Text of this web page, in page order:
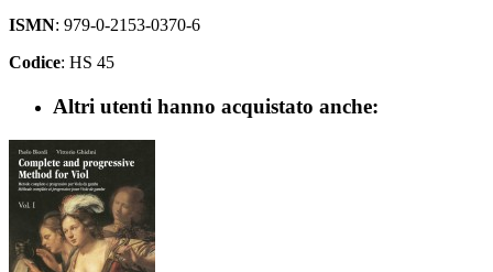
ISMN: 979-0-2153-0370-6
Codice: HS 45
Altri utenti hanno acquistato anche: